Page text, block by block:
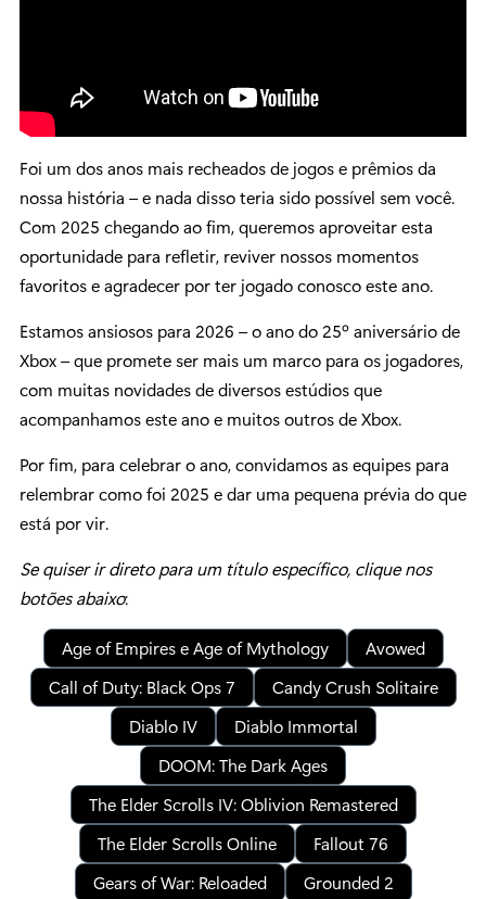
Foi um dos anos mais recheados de jogos e prêmios da
nossa história – e nada disso teria sido possível sem você.
Com 2025 chegando ao fim, queremos aproveitar esta
oportunidade para refletir, reviver nossos momentos
favoritos e agradecer por ter jogado conosco este ano.
Estamos ansiosos para 2026 – o ano do 25º aniversário de
Xbox – que promete ser mais um marco para os jogadores,
com muitas novidades de diversos estúdios que
acompanhamos este ano e muitos outros de Xbox.
Por fim, para celebrar o ano, convidamos as equipes para
relembrar como foi 2025 e dar uma pequena prévia do que
está por vir.
Se quiser ir direto para um título específico, clique nos
botões abaixo:
Age of Empires e Age of Mythology
Avowed
Call of Duty: Black Ops 7
Candy Crush Solitaire
Diablo IV
Diablo Immortal
DOOM: The Dark Ages
The Elder Scrolls IV: Oblivion Remastered
The Elder Scrolls Online
Fallout 76
Gears of War: Reloaded
Grounded 2